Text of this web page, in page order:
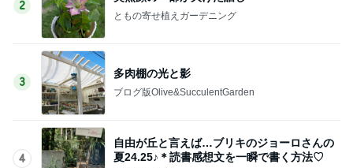
2
ともの寄せ植えガーデニング
3
多肉棚の光と影
ブログ版Olive&SucculentGarden
4
自由が丘と言えば…ブリキのジョーロさんの
夏24.25♪＊読書感想文を一瞬で書く方法♡